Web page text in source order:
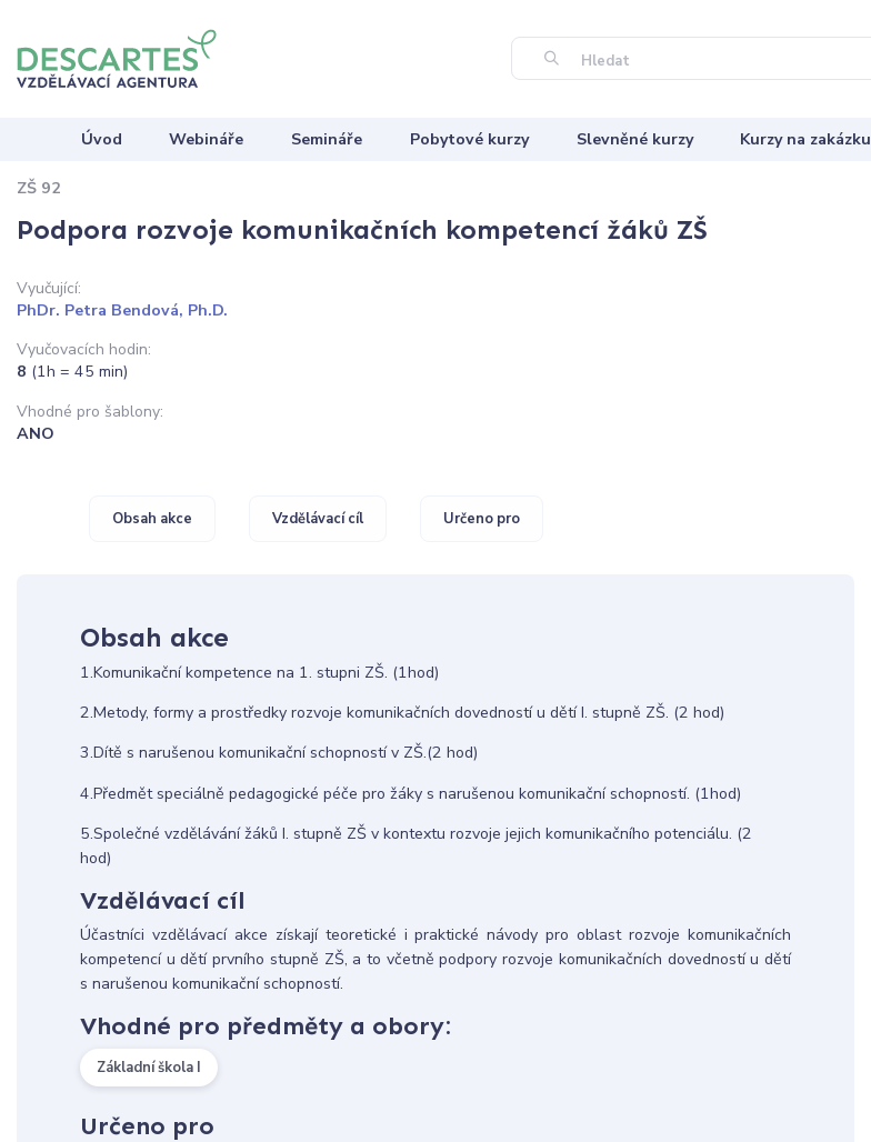
Hledat
Úvod Webináře Semináře Pobytové kurzy Slevněné kurzy Kurzy na zakázku
ZŠ 92
Podpora rozvoje komunikačních kompetencí žáků ZŠ
Vyučující:
PhDr. Petra Bendová, Ph.D.
Vyučovacích hodin:
8 (1h = 45 min)
Vhodné pro šablony:
ANO
Obsah akce Vzdělávací cíl Určeno pro
Obsah akce
1.Komunikační kompetence na 1. stupni ZŠ. (1hod)
2.Metody, formy a prostředky rozvoje komunikačních dovedností u dětí I. stupně ZŠ. (2 hod)
3.Dítě s narušenou komunikační schopností v ZŠ.(2 hod)
4.Předmět speciálně pedagogické péče pro žáky s narušenou komunikační schopností. (1hod)
5.Společné vzdělávání žáků I. stupně ZŠ v kontextu rozvoje jejich komunikačního potenciálu. (2
hod)
Vzdělávací cíl
Účastníci vzdělávací akce získají teoretické i praktické návody pro oblast rozvoje komunikačních
kompetencí u dětí prvního stupně ZŠ, a to včetně podpory rozvoje komunikačních dovedností u dětí
s narušenou komunikační schopností.
Vhodné pro předměty a obory:
Základní škola I
Určeno pro